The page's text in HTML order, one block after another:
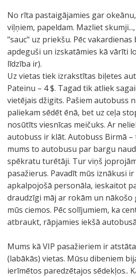
No rīta pastaigājamies gar
viļņiem, papeldam. Mazliet
"sauc" uz priekšu. Pēc vakardienas
apdeguši un izskatāmies kā vārīti
līdzība ir).
Uz vietas tiek izrakstītas biļetes
Pateinu – 4 $. Tagad tik atliek
vietējais džigits. Pašiem autobuss
paliekam sēdēt ēnā, bet uz ceļa
nosūtīts viesnīcas meičuks. Ar
autobuss ir klāt. Autobuss Birmā –
mums to autobusu par bargu
spēkratu turētāji. Tur viņš
pasažierus. Pavadīt mūs iznākusi
apkalpojošā personāla, ieskaitot
draudzīgi māj ar rokām un nākošo
mūs ciemos. Pēc solījumiem, ka
atbraukt, rāpjamies iekšā
Mums kā VIP pasažieriem ir
(labākās) vietas. Mūsu dibeniem
ierīmētos paredzētajos sēdekļos..